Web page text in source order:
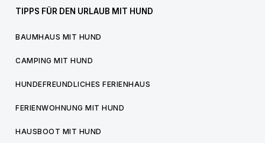
TIPPS FÜR DEN URLAUB MIT HUND
BAUMHAUS MIT HUND
CAMPING MIT HUND
HUNDEFREUNDLICHES FERIENHAUS
FERIENWOHNUNG MIT HUND
HAUSBOOT MIT HUND